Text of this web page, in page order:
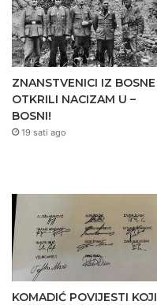
ZNANSTVENICI IZ BOSNE
OTKRILI NACIZAM U –
BOSNI!
19 sati ago
KOMADIĆ POVIJESTI KOJI